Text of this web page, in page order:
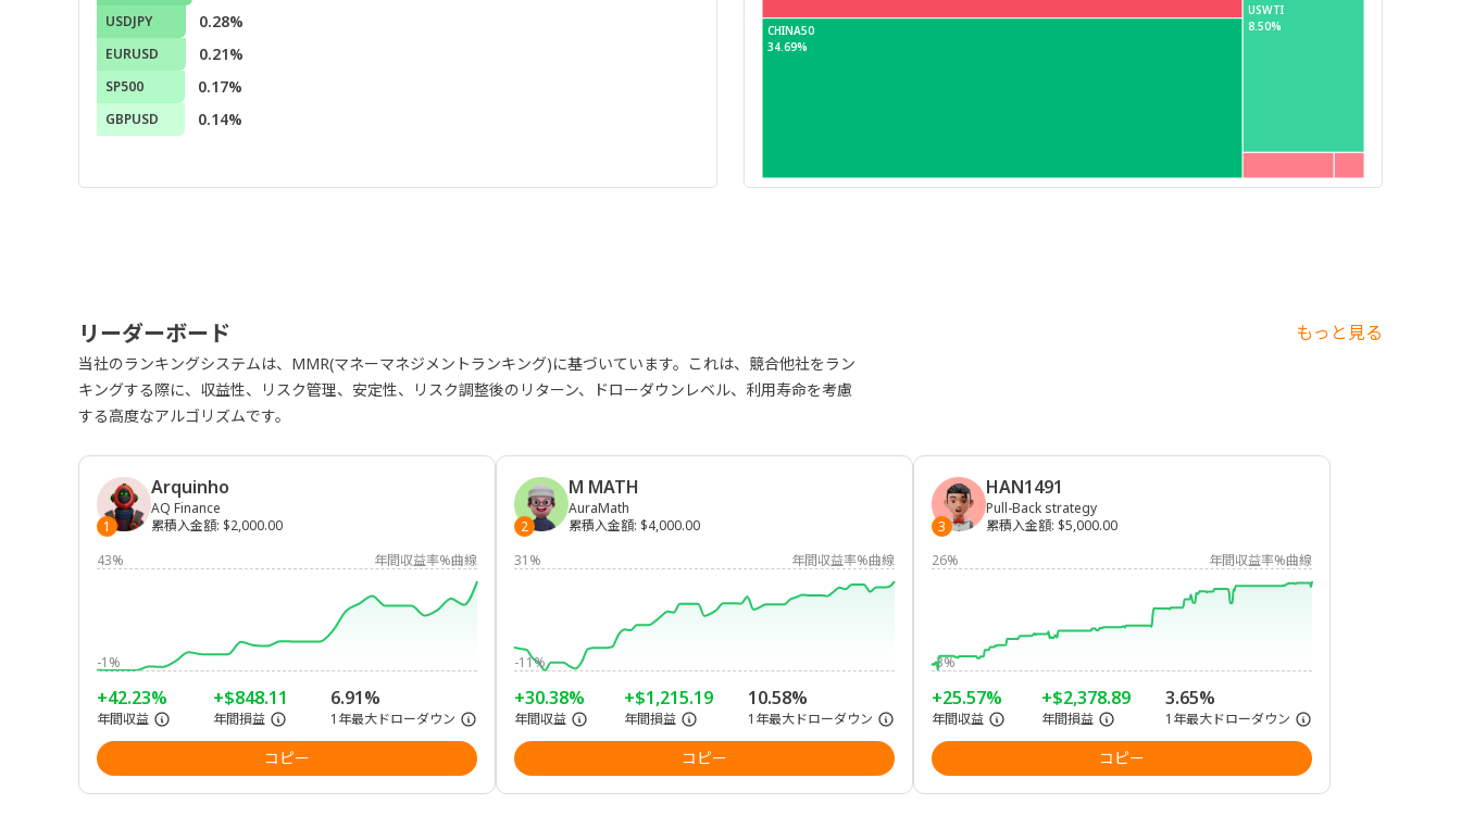
USDJPY 0.28%
EURUSD 0.21%
SP500 0.17%
GBPUSD 0.14%
CHINA50
USWTI
34.69%
8.50%
リーダーボード もっと見る
当社のランキングシステムは、MMR(マネーマネジメントランキング)に基づいています。これは、競合他社をラン
キングする際に、収益性、リスク管理、安定性、リスク調整後のリターン、ドローダウンレベル、利用寿命を考慮
する高度なアルゴリズムです。
1
Arquinho
AQ Finance
累積入金額: $2,000.00
43%
年間収益率%曲線
-1%
+42.23%
年間収益
+$848.11
年間損益
6.91%
1年最大ドローダウン
コピー
2
M MATH
AuraMath
累積入金額: $4,000.00
31%
年間収益率%曲線
-11%
+30.38%
年間収益
+$1,215.19
年間損益
10.58%
1年最大ドローダウン
コピー
3
HAN1491
Pull-Back strategy
累積入金額: $5,000.00
26%
年間収益率%曲線
-3%
+25.57%
年間収益
+$2,378.89
年間損益
3.65%
1年最大ドローダウン
コピー